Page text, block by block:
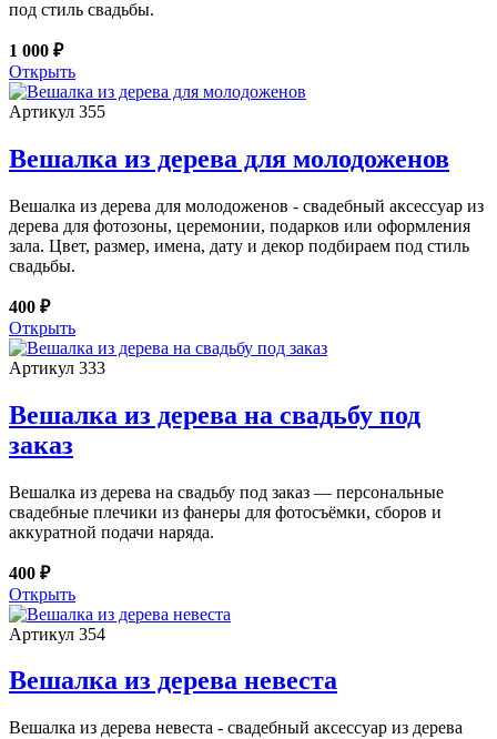
под стиль свадьбы.
1 000 ₽
Открыть
Артикул 355
Вешалка из дерева для молодоженов
Вешалка из дерева для молодоженов - свадебный аксессуар из
дерева для фотозоны, церемонии, подарков или оформления
зала. Цвет, размер, имена, дату и декор подбираем под стиль
свадьбы.
400 ₽
Открыть
Артикул 333
Вешалка из дерева на свадьбу под
заказ
Вешалка из дерева на свадьбу под заказ — персональные
свадебные плечики из фанеры для фотосъёмки, сборов и
аккуратной подачи наряда.
400 ₽
Открыть
Артикул 354
Вешалка из дерева невеста
Вешалка из дерева невеста - свадебный аксессуар из дерева